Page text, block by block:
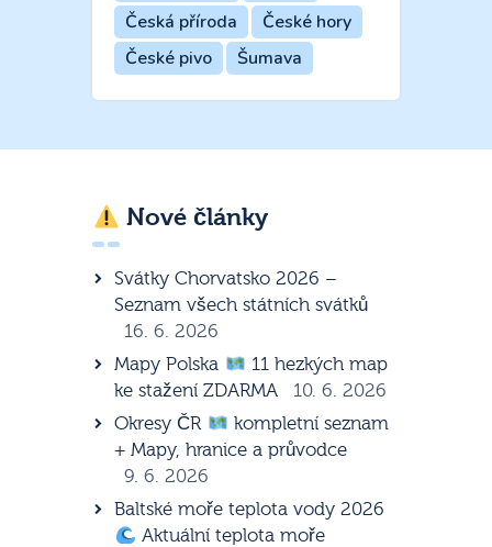
Česká příroda
České hory
České pivo
Šumava
Nové články
Svátky Chorvatsko 2026 –
Seznam všech státních svátků
16. 6. 2026
Mapy Polska
11 hezkých map
ke stažení ZDARMA
10. 6. 2026
Okresy ČR
kompletní seznam
+ Mapy, hranice a průvodce
9. 6. 2026
Baltské moře teplota vody 2026
Aktuální teplota moře